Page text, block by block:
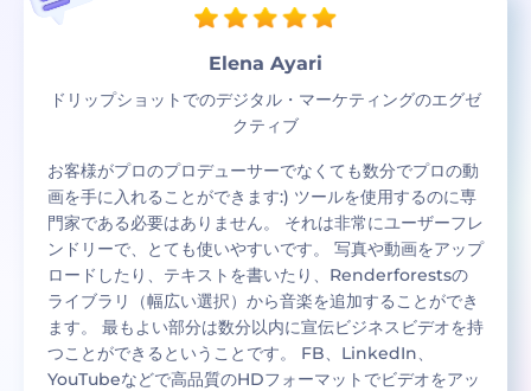
Elena Ayari
ドリップショットでのデジタル・マーケティングのエグゼ
クティブ
お客様がプロのプロデューサーでなくても数分でプロの動
画を手に入れることができます:) ツールを使用するのに専
門家である必要はありません。 それは非常にユーザーフレ
ンドリーで、とても使いやすいです。 写真や動画をアップ
ロードしたり、テキストを書いたり、Renderforestsの
ライブラリ（幅広い選択）から音楽を追加することができ
ます。 最もよい部分は数分以内に宣伝ビジネスビデオを持
つことができるということです。 FB、LinkedIn、
YouTubeなどで高品質のHDフォーマットでビデオをアッ